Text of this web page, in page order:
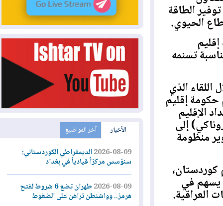
الطاقة
الحيوي.
تسنمه
الذي
إقليم
إلى
منظومة
في
الأخبار آخر المواضيع
2026-08-09الديمقراطي الكوردستاني:
سنؤسس مركزاً قيادياً في بغداد
2026-08-09
طهران تضع 6 شروط لفتح
هرمز.. وواشنطن تراهن على الضغوط